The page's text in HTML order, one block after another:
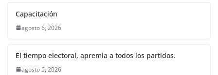
Capacitación
agosto 6, 2026
El tiempo electoral, apremia a todos los partidos.
agosto 5, 2026